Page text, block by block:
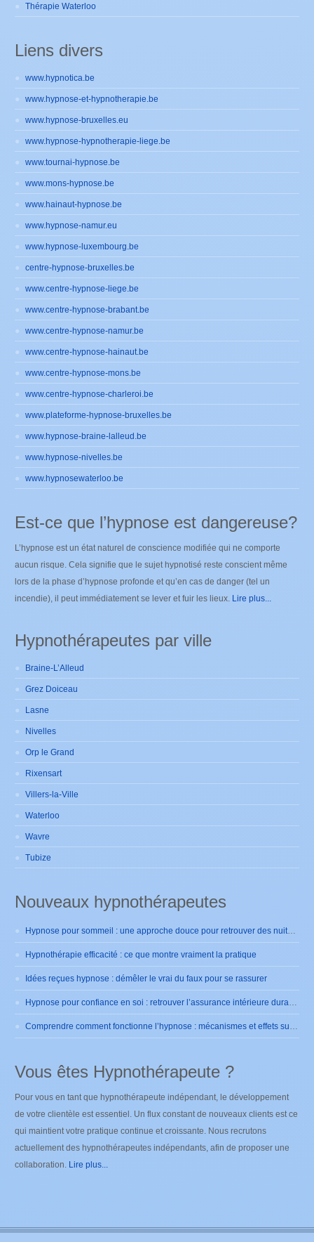
Thérapie Waterloo
Liens divers
www.hypnotica.be
www.hypnose-et-hypnotherapie.be
www.hypnose-bruxelles.eu
www.hypnose-hypnotherapie-liege.be
www.tournai-hypnose.be
www.mons-hypnose.be
www.hainaut-hypnose.be
www.hypnose-namur.eu
www.hypnose-luxembourg.be
centre-hypnose-bruxelles.be
www.centre-hypnose-liege.be
www.centre-hypnose-brabant.be
www.centre-hypnose-namur.be
www.centre-hypnose-hainaut.be
www.centre-hypnose-mons.be
www.centre-hypnose-charleroi.be
www.plateforme-hypnose-bruxelles.be
www.hypnose-braine-lalleud.be
www.hypnose-nivelles.be
www.hypnosewaterloo.be
Est-ce que l’hypnose est dangereuse?
L’hypnose est un état naturel de conscience modifiée qui ne comporte
aucun risque. Cela signifie que le sujet hypnotisé reste conscient même
lors de la phase d’hypnose profonde et qu’en cas de danger (tel un
incendie), il peut immédiatement se lever et fuir les lieux. Lire plus...
Hypnothérapeutes par ville
Braine-L’Alleud
Grez Doiceau
Lasne
Nivelles
Orp le Grand
Rixensart
Villers-la-Ville
Waterloo
Wavre
Tubize
Nouveaux hypnothérapeutes
Hypnose pour sommeil : une approche douce pour retrouver des nuits sereines
Hypnothérapie efficacité : ce que montre vraiment la pratique
Idées reçues hypnose : démêler le vrai du faux pour se rassurer
Hypnose pour confiance en soi : retrouver l’assurance intérieure durablement
Comprendre comment fonctionne l’hypnose : mécanismes et effets sur le cerveau
Vous êtes Hypnothérapeute ?
Pour vous en tant que hypnothérapeute indépendant, le développement
de votre clientèle est essentiel. Un flux constant de nouveaux clients est ce
qui maintient votre pratique continue et croissante. Nous recrutons
actuellement des hypnothérapeutes indépendants, afin de proposer une
collaboration. Lire plus...